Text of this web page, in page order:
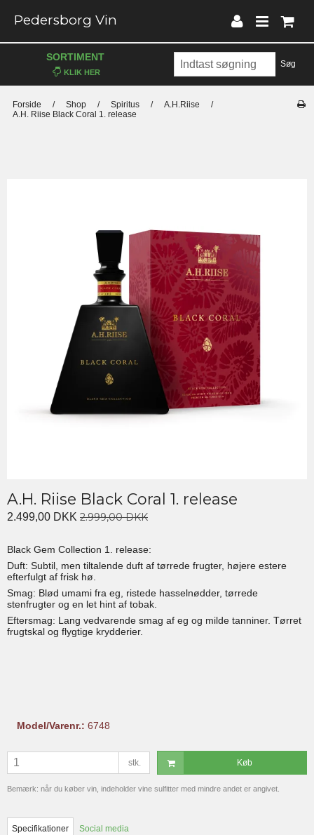
Pedersborg Vin
Søg
SORTIMENT
Forside / Shop / Spiritus / A.H.Riise
/
A.H. Riise Black Coral 1. release
A.H. Riise Black Coral 1. release
2.499,00 DKK 2.999,00 DKK
Black Gem Collection 1. release:
Duft: Subtil, men tiltalende duft af tørrede frugter, højere estere
efterfulgt af frisk hø.
Smag: Blød umami fra eg, ristede hasselnødder, tørrede
stenfrugter og en let hint af tobak.
Eftersmag: Lang vedvarende smag af eg og milde tanniner. Tørret
frugtskal og flygtige krydderier.
Model/Varenr.: 6748
stk. Køb
Bemærk: når du køber vin, indeholder vine sulfitter med mindre andet er angivet.
Specifikationer Social media